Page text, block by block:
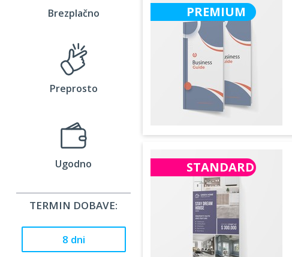
Brezplačno
Preprosto
Ugodno
TERMIN DOBAVE:
8 dni
PREMIUM
STANDARD